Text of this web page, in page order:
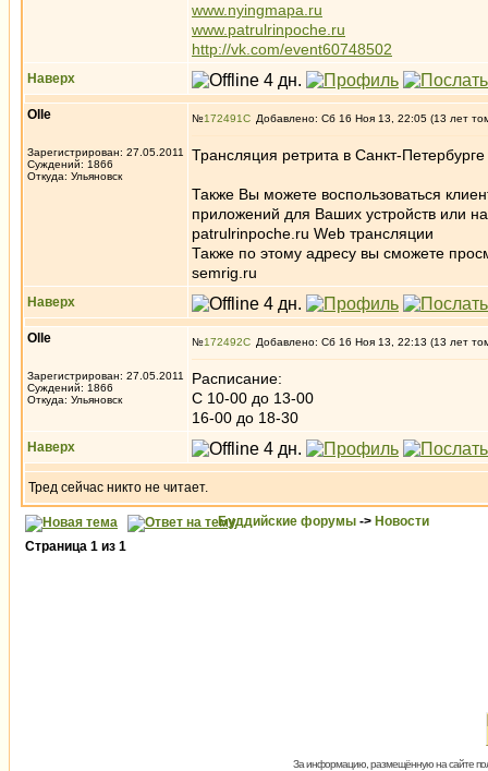
www.nyingmapa.ru
www.patrulrinpoche.ru
http://vk.com/event60748502
Наверх
Olle
Зарегистрирован: 27.05.2011
Суждений: 1866
Откуда: Ульяновск
№172491 Добавлено: Сб 16 Ноя 13, 22:05 (13 лет
Трансляция ретрита в Санкт-
Также Вы можете воспользоваться
приложений для Ваших устройств или
patrulrinpoche.ru Web трансляции
Также по этому адресу вы сможете
semrig.ru
Наверх
Olle
Зарегистрирован: 27.05.2011
Суждений: 1866
Откуда: Ульяновск
№172492 Добавлено: Сб 16 Ноя 13, 22:13 (13 лет
Расписание:
С 10-00 до 13-00
16-00 до 18-30
Наверх
Тред сейчас никто не читает.
Буддийские форумы -> Новости
Страница 1 из 1
За информацию, размещённую на сайте